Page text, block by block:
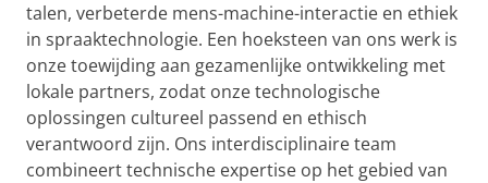
talen, verbeterde mens-machine-interactie en ethiek
in spraaktechnologie. Een hoeksteen van ons werk is
onze toewijding aan gezamenlijke ontwikkeling met
lokale partners, zodat onze technologische
oplossingen cultureel passend en ethisch
verantwoord zijn. Ons interdisciplinaire team
combineert technische expertise op het gebied van